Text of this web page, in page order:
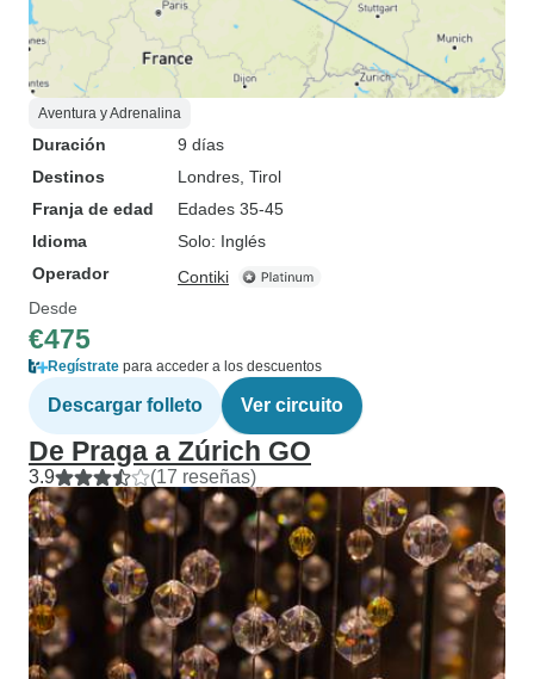
Aventura y Adrenalina
Duración
9 días
Destinos
Londres , Tirol
Franja de edad
Edades 35-45
Idioma
Solo: Inglés
Operador
Contiki
Desde
€475
Regístrate para acceder a los descuentos
Descargar folleto Ver circuito
De Praga a Zúrich GO
3.9 (17 reseñas)